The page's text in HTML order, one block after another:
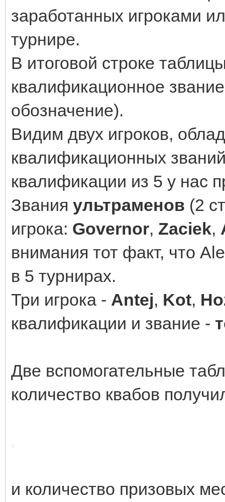
заработанных игроками
турнире.
В итоговой строке
квалификационное
обозначение).
Видим двух игроков,
квалификационных
квалификации из 5 у нас
Звания ультраменов (2
игрока: Governor, Zaciek,
внимания тот факт, что
в 5 турнирах.
Три игрока - Antej, Kot,
квалификации и звание -
Две вспомогательные
количество квабов
и количество призовых